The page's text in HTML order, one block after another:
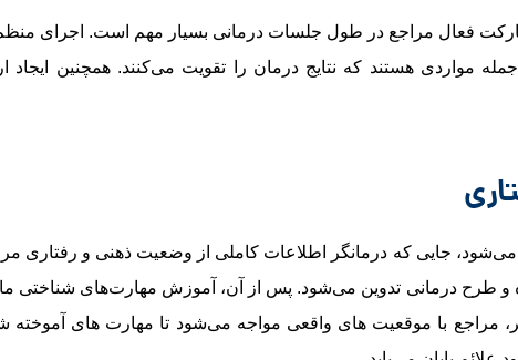
فعال مراجع در طول جلسات درمانی بسیار مهم است. اجرای
مواردی هستند که نتایج درمان را تقویت می‌کنند. همچنین ایجاد
می‌شود، جایی که درمانگر اطلاعات کاملی از وضعیت ذهنی و رفتاری
طرح درمانی تدوین می‌شود. پس از آن، آموزش مهارت‌های شناختی
مراجع با موقعیت‌ های واقعی مواجه می‌شود تا مهارت‌ های آموخته